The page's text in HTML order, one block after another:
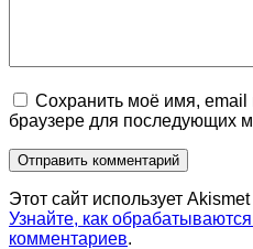
Сохранить моё имя, email
браузере для последующих
Этот сайт использует
Узнайте, как
комментариев.